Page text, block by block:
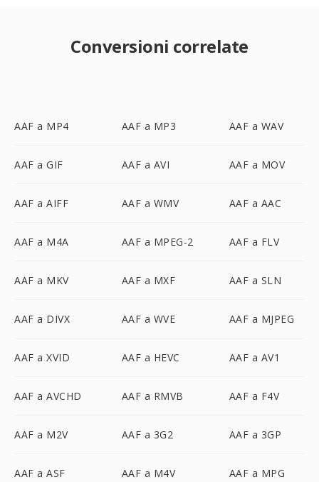
Conversioni correlate
AAF a MP4 AAF a MP3 AAF a WAV
AAF a GIF AAF a AVI AAF a MOV
AAF a AIFF AAF a WMV AAF a AAC
AAF a M4A AAF a MPEG-2 AAF a FLV
AAF a MKV AAF a MXF AAF a SLN
AAF a DIVX AAF a WVE AAF a MJPEG
AAF a XVID AAF a HEVC AAF a AV1
AAF a AVCHD AAF a RMVB AAF a F4V
AAF a M2V AAF a 3G2 AAF a 3GP
AAF a ASF AAF a M4V AAF a MPG